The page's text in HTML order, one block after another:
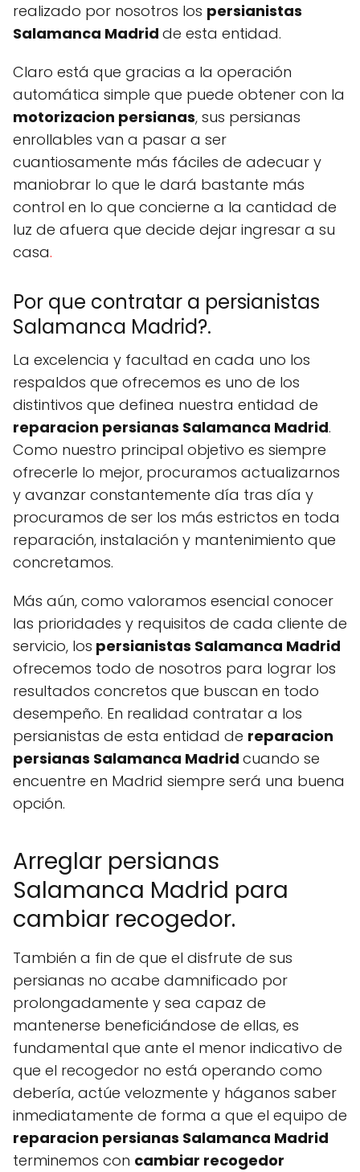
realizado por nosotros los persianistas
Salamanca Madrid de esta entidad.
Claro está que gracias a la operación
automática simple que puede obtener con la
motorizacion persianas, sus persianas
enrollables van a pasar a ser
cuantiosamente más fáciles de adecuar y
maniobrar lo que le dará bastante más
control en lo que concierne a la cantidad de
luz de afuera que decide dejar ingresar a su
casa.
Por que contratar a persianistas
Salamanca Madrid?.
La excelencia y facultad en cada uno los
respaldos que ofrecemos es uno de los
distintivos que definea nuestra entidad de
reparacion persianas Salamanca Madrid.
Como nuestro principal objetivo es siempre
ofrecerle lo mejor, procuramos actualizarnos
y avanzar constantemente día tras día y
procuramos de ser los más estrictos en toda
reparación, instalación y mantenimiento que
concretamos.
Más aún, como valoramos esencial conocer
las prioridades y requisitos de cada cliente de
servicio, los persianistas Salamanca Madrid
ofrecemos todo de nosotros para lograr los
resultados concretos que buscan en todo
desempeño. En realidad contratar a los
persianistas de esta entidad de reparacion
persianas Salamanca Madrid cuando se
encuentre en Madrid siempre será una buena
opción.
Arreglar persianas
Salamanca Madrid para
cambiar recogedor.
También a fin de que el disfrute de sus
persianas no acabe damnificado por
prolongadamente y sea capaz de
mantenerse beneficiándose de ellas, es
fundamental que ante el menor indicativo de
que el recogedor no está operando como
debería, actúe velozmente y háganos saber
inmediatamente de forma a que el equipo de
reparacion persianas Salamanca Madrid
terminemos con cambiar recogedor